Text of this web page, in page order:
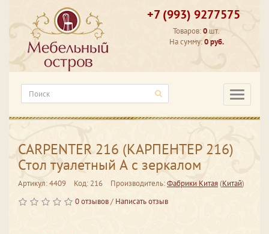
+7 (993) 9277575
Товаров:0 шт.
На сумму:0 руб.
CARPENTER 216 (КАРПЕНТЕР 216)
Стол туалетный А с зеркалом
Артикул: 4409 Код: 216 Производитель:Фабрики Китая(Китай)
0 отзывов/ Написать отзыв